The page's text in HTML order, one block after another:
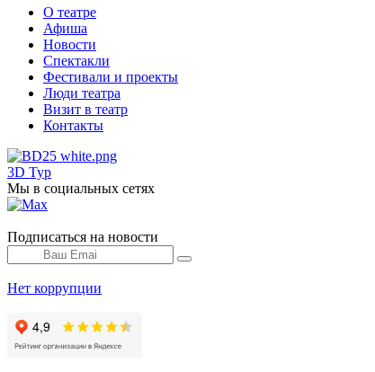
О театре
Афиша
Новости
Спектакли
Фестивали и проекты
Люди театра
Визит в театр
Контакты
3D Тур
Мы в социальных сетях
Подписаться на новости
Нет коррупции